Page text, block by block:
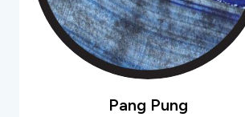
Pang Pung